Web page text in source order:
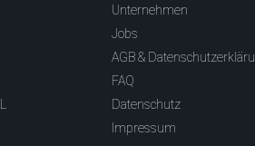
Unternehmen
Jobs
AGB &
FAQ
Datenschutz
Impressum